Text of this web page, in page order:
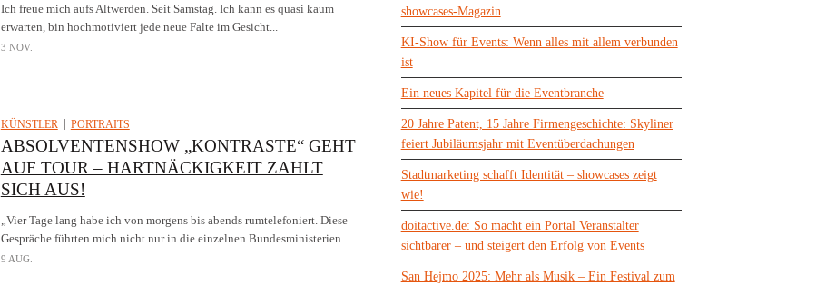
Ich freue mich aufs Altwerden. Seit Samstag. Ich kann es quasi kaum
erwarten, bin hochmotiviert jede neue Falte im Gesicht...
3 NOV.
KÜNSTLER PORTRAITS
ABSOLVENTENSHOW „KONTRASTE“ GEHT
AUF TOUR – HARTNÄCKIGKEIT ZAHLT
SICH AUS!
„Vier Tage lang habe ich von morgens bis abends rumtelefoniert. Diese
Gespräche führten mich nicht nur in die einzelnen Bundesministerien...
9 AUG.
showcases-Magazin
KI-Show für Events: Wenn alles mit allem verbunden
ist
Ein neues Kapitel für die Eventbranche
20 Jahre Patent, 15 Jahre Firmengeschichte: Skyliner
feiert Jubiläumsjahr mit Eventüberdachungen
Stadtmarketing schafft Identität – showcases zeigt
wie!
doitactive.de: So macht ein Portal Veranstalter
sichtbarer – und steigert den Erfolg von Events
San Hejmo 2025: Mehr als Musik – Ein Festival zum